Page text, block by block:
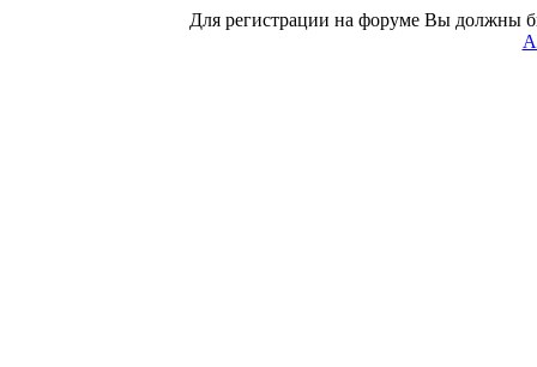
Для регистрации на форуме Вы должны